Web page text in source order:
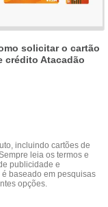
solicitar o cartão
crédito Atacadão
incluindo cartões de
leia os termos e
publicidade e
baseado em pesquisas
opções.